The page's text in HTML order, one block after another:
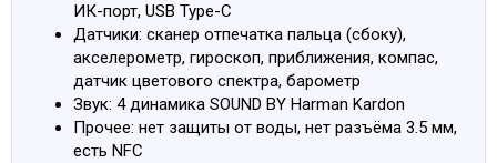
ИК-порт, USB Type-C
Датчики: сканер отпечатка пальца (сбоку),
акселерометр, гироскоп, приближения, компас,
датчик цветового спектра, барометр
Звук: 4 динамика SOUND BY Harman Kardon
Прочее: нет защиты от воды, нет разъёма 3.5 мм,
есть NFC